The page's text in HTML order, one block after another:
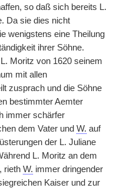
so daß sich bereits L.
Da sie dies nicht
wenigstens eine Theilung
ihrer Söhne.
Moritz von 1620 seinem
mit allen
zusprach und die Söhne
bestimmter Aemter
immer schärfer
dem Vater und W. auf
der L. Juliane
L. Moritz an dem
rieth W. immer dringender
Kaiser und zur